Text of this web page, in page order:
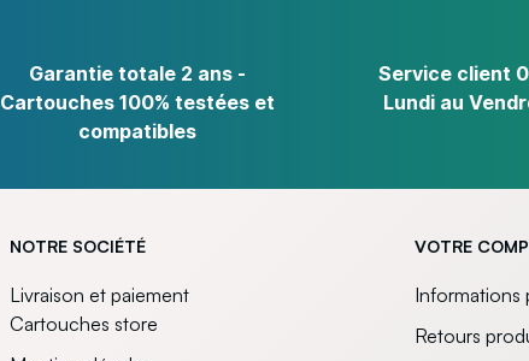
Garantie totale 2 ans -
Cartouches 100% testées et
compatibles
Service client
Lundi au
NOTRE SOCIÉTÉ
Livraison et paiement
Cartouches store
VOTRE
Informations
Retours